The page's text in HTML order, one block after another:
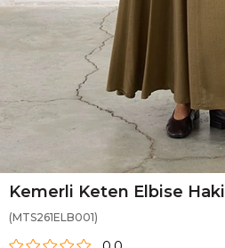
Kemerli Keten Elbise Haki
(MTS261ELB001)